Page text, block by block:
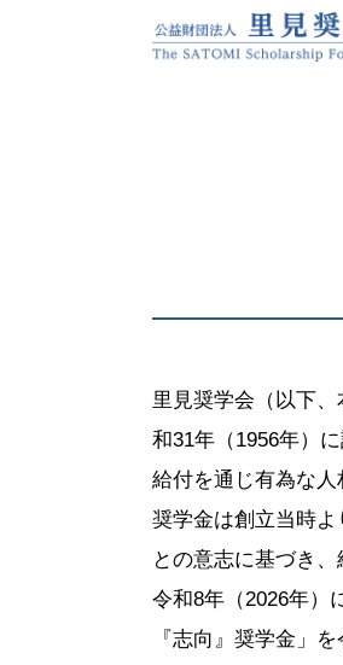
里見奨学会（以下
和31年（1956年）
給付を通じ有為な人
奨学金は創立当時よ
との意志に基づき、
令和8年（2026年）
『志向』奨学金」